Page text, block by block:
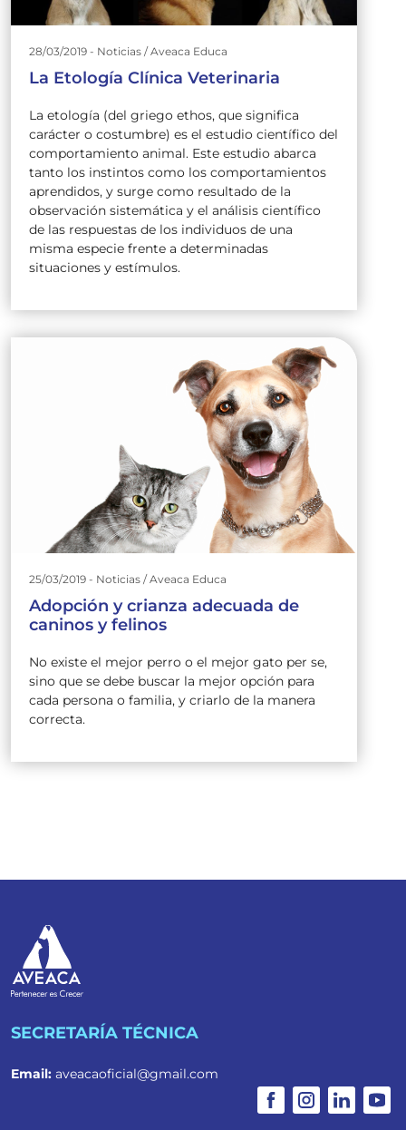
28/03/2019 - Noticias / Aveaca Educa
La Etología Clínica Veterinaria
La etología (del griego ethos, que significa
carácter o costumbre) es el estudio científico del
comportamiento animal. Este estudio abarca
tanto los instintos como los comportamientos
aprendidos, y surge como resultado de la
observación sistemática y el análisis científico
de las respuestas de los individuos de una
misma especie frente a determinadas
situaciones y estímulos.
25/03/2019 - Noticias / Aveaca Educa
Adopción y crianza adecuada de
caninos y felinos
No existe el mejor perro o el mejor gato per se,
sino que se debe buscar la mejor opción para
cada persona o familia, y criarlo de la manera
correcta.
SECRETARÍA TÉCNICA
Email: aveacaoficial@gmail.com